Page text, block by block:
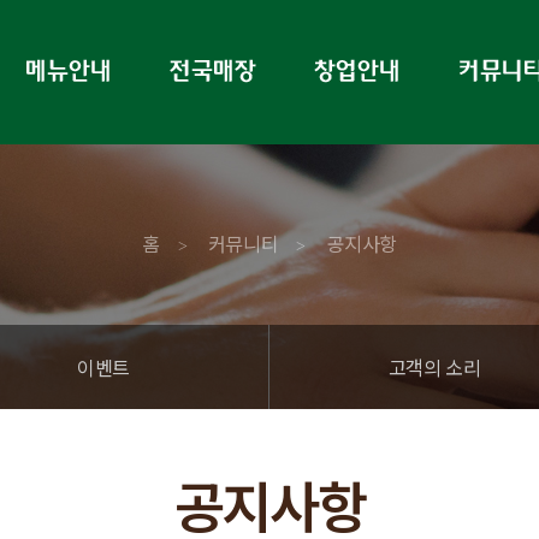
홈 > 커뮤니티 > 공지사항
이벤트 고객의 소리
공지사항